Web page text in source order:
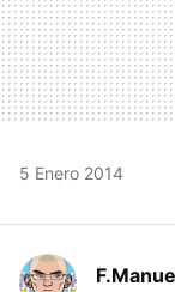
5 Enero 2014